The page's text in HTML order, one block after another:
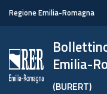
Regione Emilia-Romagna
Emilia-
(BURERT)